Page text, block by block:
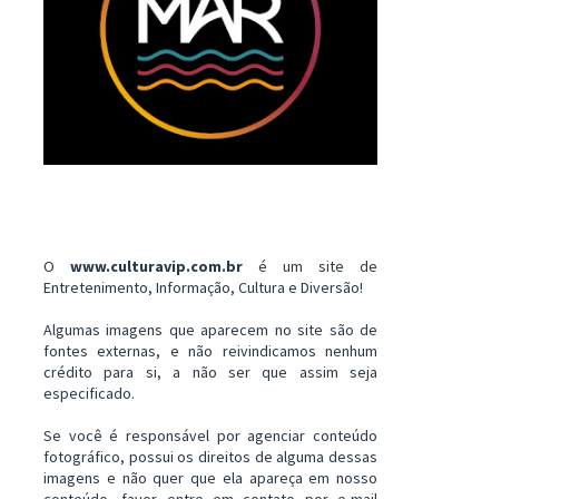
O www.culturavip.com.br é um site de
Entretenimento, Informação, Cultura e Diversão!
Algumas imagens que aparecem no site são de
fontes externas, e não reivindicamos nenhum
crédito para si, a não ser que assim seja
especificado.
Se você é responsável por agenciar conteúdo
fotográfico, possui os direitos de alguma dessas
imagens e não quer que ela apareça em nosso